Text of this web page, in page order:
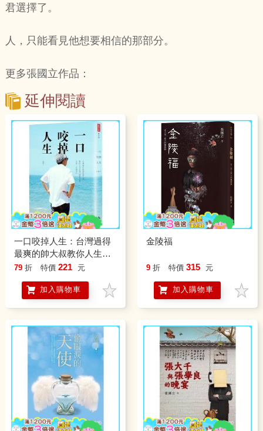
君選擇了。
人，只能看見他想要相信的那部分。
更多張國立作品：
延伸閱讀
一口咬掉人生：台灣過得
最爽的帥大叔教你人生怎
麼用幽默去偷、去爽、去
79 折 特價 221 元
加入購物車
金陵福
9 折 特價 315 元
加入購物車